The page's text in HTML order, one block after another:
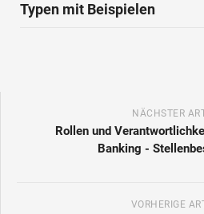
Typen mit Beispielen
NÄCHSTER
Rollen und
Banking -
VORHERIGE